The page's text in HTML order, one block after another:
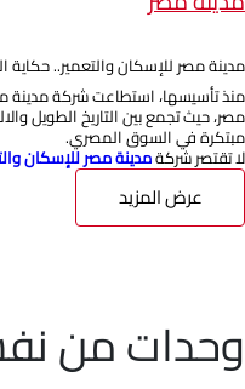
مدينة مصر للإسكان والتعمير..
مبتكرة في السوق المصري.
لا تقتصر شركةمدينة مصر للإسكان
عرض المزيد
وحدات من